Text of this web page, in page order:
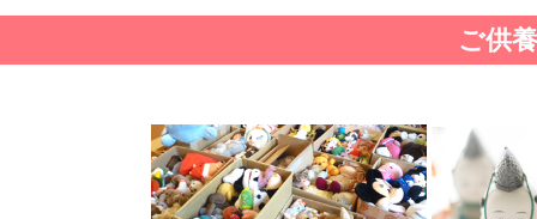
・第67回人形供養祭(令和6年1月31日(水))
・第65回人形供養祭(令和5年11月09日(木))
・第61回人形供養祭(令和5年5月19日(金))
・第59回人形供養祭(令和5年2月10日(金))
・第57回人形供養祭(令和4年11月22日(火))
ご供